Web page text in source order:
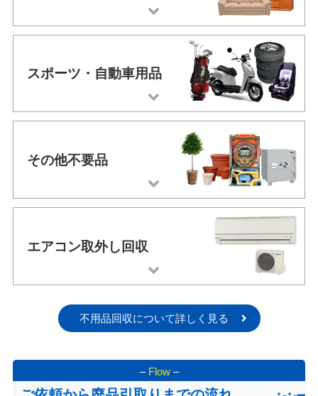
スポーツ・ 自動車用品
その他不要品
エアコン取外し回収
不用品回収について詳しく見る
– Flow–